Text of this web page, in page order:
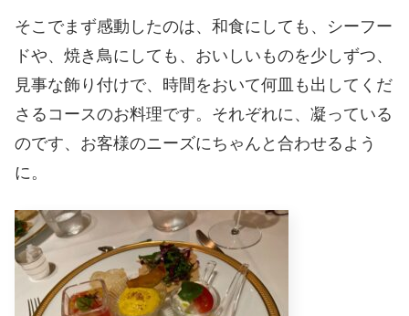
そこでまず感動したのは、和食にしても、シーフー
ドや、焼き鳥にしても、おいしいものを少しずつ、
見事な飾り付けで、時間をおいて何皿も出してくだ
さるコースのお料理です。それぞれに、凝っている
のです、お客様のニーズにちゃんと合わせるよう
に。